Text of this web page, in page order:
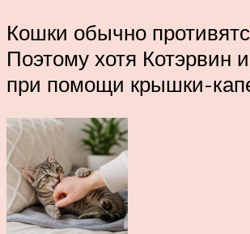
Кошки обычно
Поэтому хотя Котэрвин
при помощи крышки-